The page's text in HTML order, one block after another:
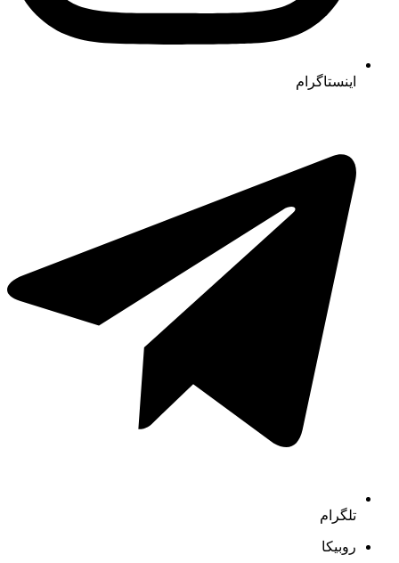
اینستاگرام
تلگرام
روبیکا